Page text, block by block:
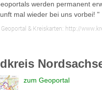
werden permanent
mal wieder bei uns vorbei! "
Geoportal & Kreiskarten: http://
zum Geoportal